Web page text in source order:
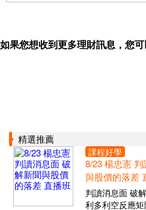
如果您想收到更多理財訊息，您可
精選推薦
課程好學
8/23 楊忠憲
與股價的落差
判讀消息面 破
利多利空反應